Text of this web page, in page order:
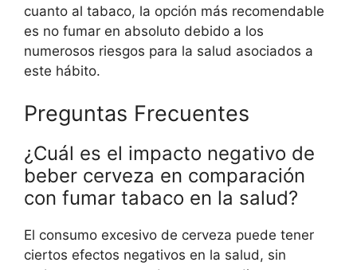
cuanto al tabaco, la opción más recomendable
es no fumar en absoluto debido a los
numerosos riesgos para la salud asociados a
este hábito.
Preguntas Frecuentes
¿Cuál es el impacto negativo de
beber cerveza en comparación
con fumar tabaco en la salud?
El consumo excesivo de cerveza puede tener
ciertos efectos negativos en la salud, sin